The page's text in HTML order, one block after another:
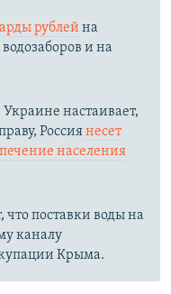
рублей на
и на
настаивает,
Россиянесет
населения
поставки воды на
каналу
Крыма.